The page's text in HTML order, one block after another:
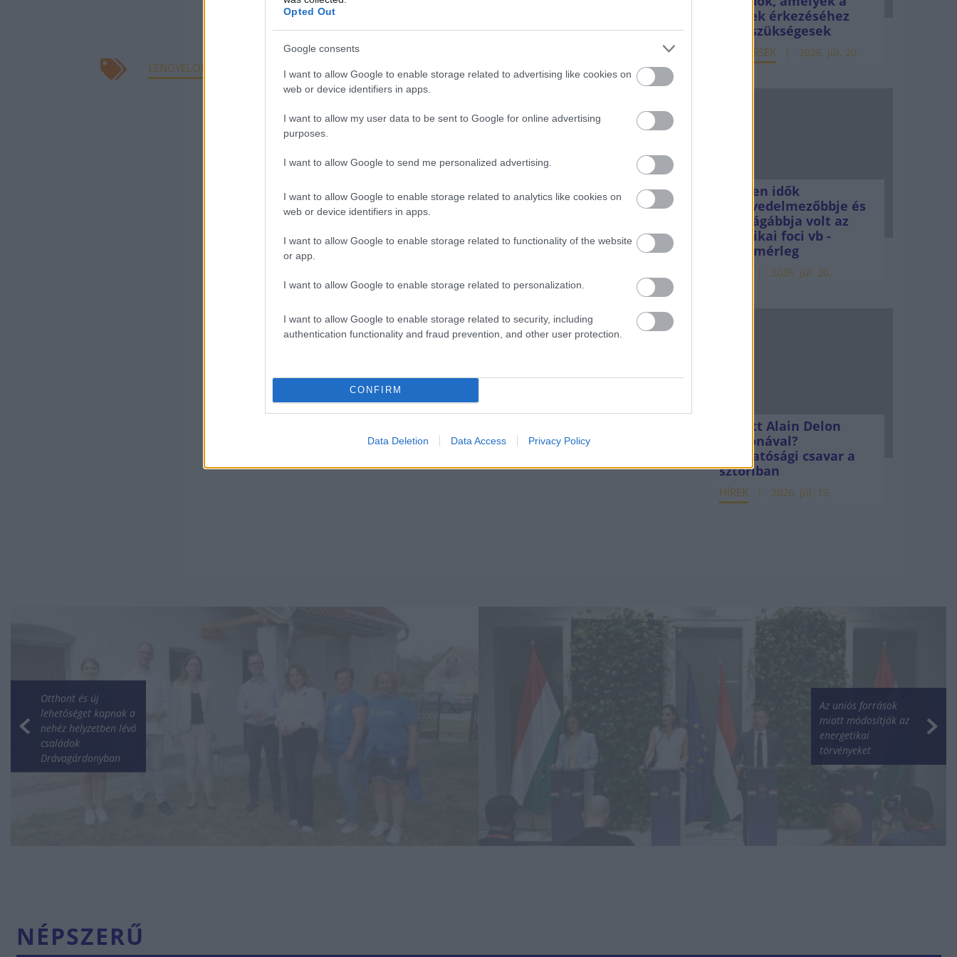
Opted Out
Google consents
I want to allow Google to enable storage related to advertising like cookies on
web or device identifiers in apps.
I want to allow my user data to be sent to Google for online advertising
purposes.
I want to allow Google to send me personalized advertising.
I want to allow Google to enable storage related to analytics like cookies on
web or device identifiers in apps.
I want to allow Google to enable storage related to functionality of the website
or app.
I want to allow Google to enable storage related to personalization.
I want to allow Google to enable storage related to security, including
authentication functionality and fraud prevention, and other user protection.
CONFIRM
Data Deletion Data Access Privacy Policy
A vállalat közel 460 MOL-márkájú töltőállomást üzemeltet az országban,
részvényei pedig évek óta forognak a Varsói Értéktőzsdén.
LENGYELORSZÁG KÖTVÉNYKIBOCSÁTÁS MOL
A Mol újabb amerikai jóváhagyást kapott a NIS-tárgyalások
folytatására
A MOL és a szerb kormány részvényesi megállapodást írt alá a
NIS irányításáról
A MOL-csoport termelésmegosztási megállapodást írt alá líbiai
tengeri kutatásról
pénzek érkezéséhez
még szükségesek
ELEMZÉSEK 2026. júl. 20.
Minden idők
legjövedelmezőbbje és
legdrágábbja volt az
amerikai foci vb -
gyorsmérleg
2026. júl. 20.
Mi lett Alain Delon
vagyonával?
Adóhatósági csavar a
sztoriban
HÍREK 2026. júl. 19.
Otthont és új
lehetőséget kapnak a
nehéz helyzetben lévő
családok
Drávagárdonyban
Az uniós források
miatt módosítják az
energetikai
törvényeket
NÉPSZERŰ